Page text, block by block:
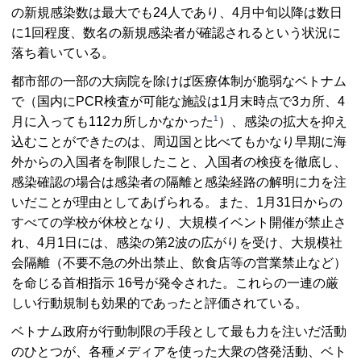
の新規感染数は最大でも24人であり、4月中旬以降は数日
に1回程度、数名の新規感染者が確認されるという状況に
落ち着いている。
都市部の一部の大病院を除けば医療体制が脆弱なベトナム
で（国内にPCR検査が可能な施設は1月末時点で3カ所、4
月に入っても112カ所しかなかった 1 ）、感染の拡大を抑え
込むことができたのは、周辺国と比べてもかなり早期に海
外からの入国者を制限したこと、入国者の検疫を徹底し、
感染確認の場合は感染者の隔離と感染経路の解明に力を注
いだことが理由としてあげられる。また、1月31日からの
すべての学校が休校となり、大規模イベント開催が禁止さ
れ、4月1日には、感染の第2波の広がりを受け、大規模社
会隔離（不要不急の外出禁止、飲食店等の営業禁止など）
を命じる首相指示 16号が発令された。これらの一連の厳
しい行動規制も効果的であったと評価されている。
ベトナム政府が行動制限の手段として最も力を注いだ活動
のひとつが、各種メディアを使った大衆の啓発活動、ベト